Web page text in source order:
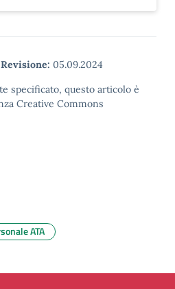
Revisione: 05.09.2024
specificato, questo articolo è
Creative Commons
ATA